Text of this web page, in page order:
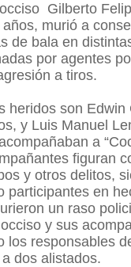
Gilberto
murió a
de bala en
por agentes
a tiros.
heridos son Edwin
y Luis Manuel
a
figuran
y otros delitos,
participantes en
un raso
y sus
los responsables
dos alistados.